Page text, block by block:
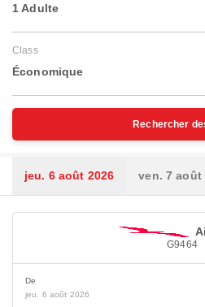
1 Adulte
Class
Économique
Rechercher
jeu. 6 août 2026 ven. 7 août
G9464
De
jeu. 6 août 2026